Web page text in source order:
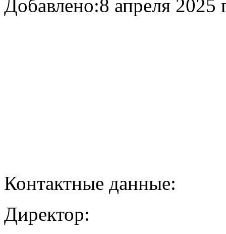
Добавлено:8 апреля 2025
Контактные данные:
Директор: